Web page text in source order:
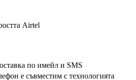
Airtel
по имейл и SMS
е съвместим с технологията